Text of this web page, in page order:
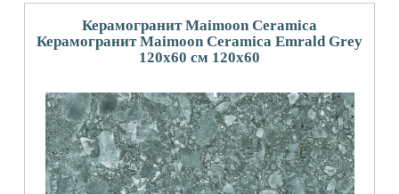
Керамогранит Maimoon Ceramica
Керамогранит Maimoon Ceramica Emrald Grey
120х60 см 120x60